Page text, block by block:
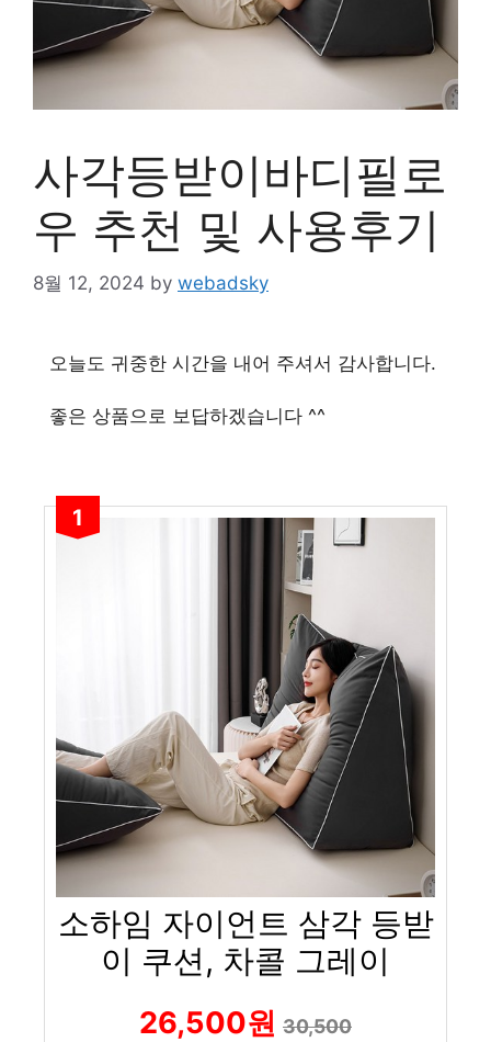
사각등받이바디필로
우 추천 및 사용후기
8월 12, 2024 by webadsky
오늘도 귀중한 시간을 내어 주셔서 감사합니다.
좋은 상품으로 보답하겠습니다 ^^
1
소하임 자이언트 삼각 등받
이 쿠션, 차콜 그레이
26,500원 30,500